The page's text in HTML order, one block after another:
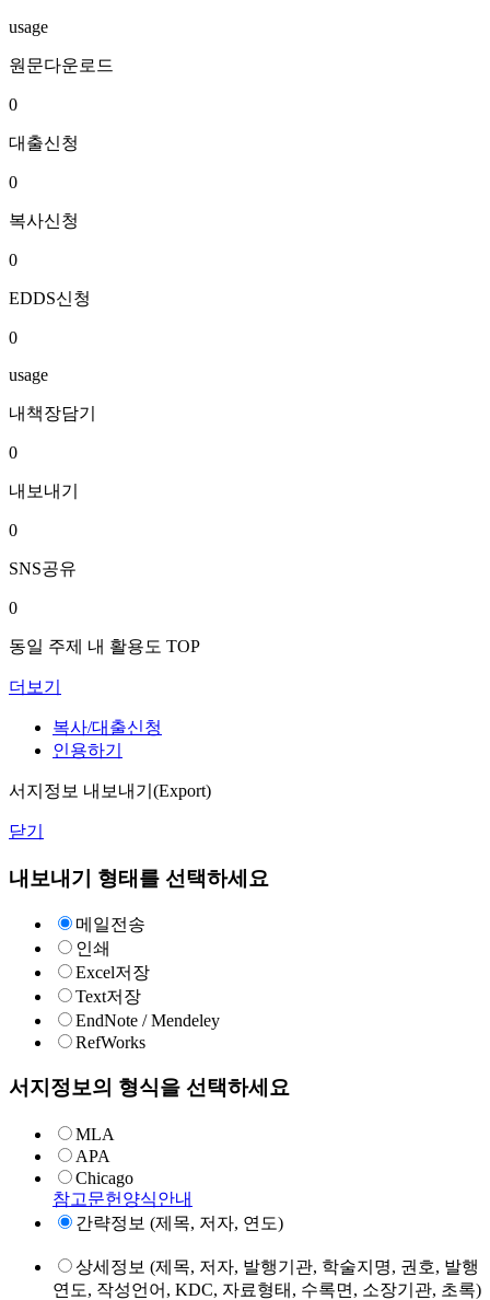
usage
원문다운로드
0
대출신청
0
복사신청
0
EDDS신청
0
usage
내책장담기
0
내보내기
0
SNS공유
0
동일 주제 내 활용도 TOP
더보기
복사/대출신청
인용하기
서지정보 내보내기(Export)
닫기
내보내기 형태를 선택하세요
메일전송
인쇄
Excel저장
Text저장
EndNote / Mendeley
RefWorks
서지정보의 형식을 선택하세요
MLA
APA
Chicago
참고문헌양식안내
간략정보 (제목, 저자, 연도)
상세정보 (제목, 저자, 발행기관, 학술지명, 권호, 발행
연도, 작성언어, KDC, 자료형태, 수록면, 소장기관, 초록)